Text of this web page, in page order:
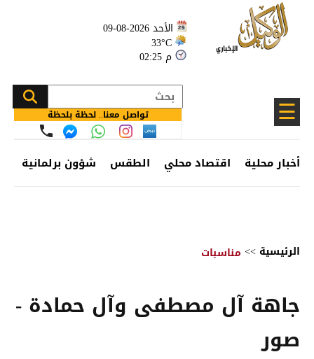
الأحد 2026-08-09
33°C
02:25 م
☰ تواصل معنا.. لحظة بلحظة
أخبار محلية اقتصاد محلي الطقس شؤون برلمانية
الرئيسية >> مناسبات
جاهة آل مصطفى وآل حمادة -
صور